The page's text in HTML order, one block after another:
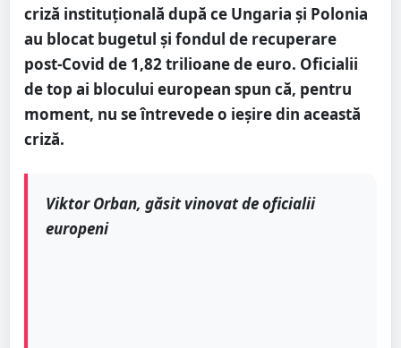
criză instituțională după ce Ungaria și Polonia
au blocat bugetul și fondul de recuperare
post-Covid de 1,82 trilioane de euro. Oficialii
de top ai blocului european spun că, pentru
moment, nu se întrevede o ieșire din această
criză.
Viktor Orban, găsit vinovat de oficialii
europeni